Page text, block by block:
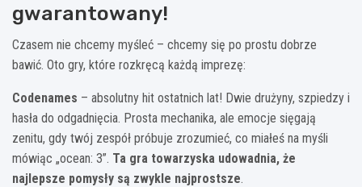
gwarantowany!
Czasem nie chcemy myśleć – chcemy się po prostu dobrze
bawić. Oto gry, które rozkręcą każdą imprezę:
Codenames – absolutny hit ostatnich lat! Dwie drużyny, szpiedzy i
hasła do odgadnięcia. Prosta mechanika, ale emocje sięgają
zenitu, gdy twój zespół próbuje zrozumieć, co miałeś na myśli
mówiąc „ocean: 3”. Ta gra towarzyska udowadnia, że
najlepsze pomysły są zwykle najprostsze.